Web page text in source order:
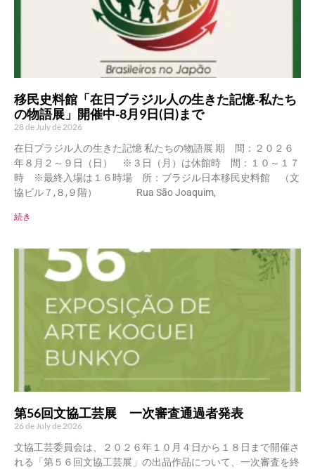
移民史料館「在日ブラジル人の生きた記憶-私たち
の物語展」開催中-8月9日(日)まで
28 de July de 2026
在日ブラジル人の生きた記憶 私たちの物語展 期 間：２０２６
年８月２～９日（日） ※３日（月）は休館時 間：１０～１７
時 ※最終入場は１６時場 所：ブラジル日本移民史料館 （文
協ビル７,８,９階） Rua São Joaquim,
続き
第56回文協工芸展 一次審査通過者発表
26 de July de 2026
文協工芸委員会は、２０２６年１０月４日から１８日まで開催さ
れる「第５６回文協工芸展」の出品作品について、一次審査を終